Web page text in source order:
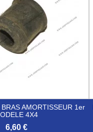
AMORTISSEUR 1er
4X4
6,60 €